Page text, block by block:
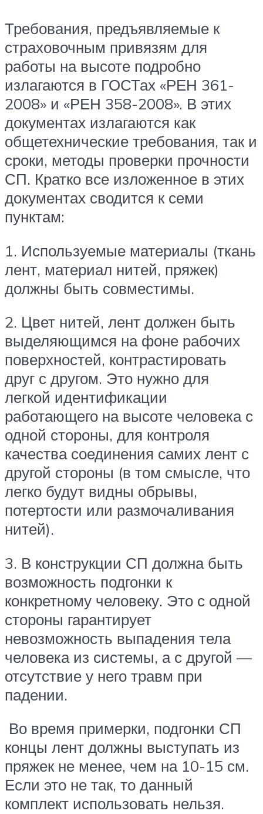
Требования, предъявляемые к
страховочным привязям для
работы на высоте подробно
излагаются в ГОСТах «РЕН 361-
2008» и «РЕН 358-2008». В этих
документах излагаются как
общетехнические требования, так и
сроки, методы проверки прочности
СП. Кратко все изложенное в этих
документах сводится к семи
пунктам:
1. Используемые материалы (ткань
лент, материал нитей, пряжек)
должны быть совместимы.
2. Цвет нитей, лент должен быть
выделяющимся на фоне рабочих
поверхностей, контрастировать
друг с другом. Это нужно для
легкой идентификации
работающего на высоте человека с
одной стороны, для контроля
качества соединения самих лент с
другой стороны (в том смысле, что
легко будут видны обрывы,
потертости или размочаливания
нитей).
3. В конструкции СП должна быть
возможность подгонки к
конкретному человеку. Это с одной
стороны гарантирует
невозможность выпадения тела
человека из системы, а с другой —
отсутствие у него травм при
падении.
Во время примерки, подгонки СП
концы лент должны выступать из
пряжек не менее, чем на 10-15 см.
Если это не так, то данный
комплект использовать нельзя.